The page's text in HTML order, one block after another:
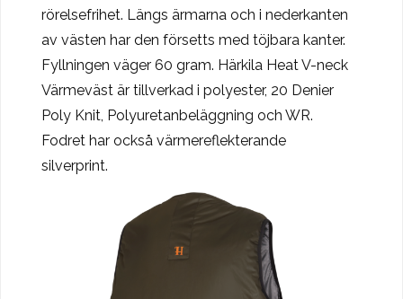
rörelsefrihet. Längs ärmarna och i nederkanten
av västen har den försetts med töjbara kanter.
Fyllningen väger 60 gram. Härkila Heat V-neck
Värmeväst är tillverkad i polyester, 20 Denier
Poly Knit, Polyuretanbeläggning och WR.
Fodret har också värmereflekterande
silverprint.